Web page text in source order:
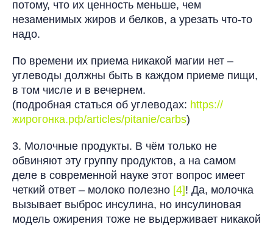
потому, что их ценность меньше, чем
незаменимых жиров и белков, а урезать что-то
надо.
По времени их приема никакой магии нет –
углеводы должны быть в каждом приеме пищи,
в том числе и в вечернем.
(подробная статься об углеводах: https://
жирогонка.рф/articles/pitanie/carbs)
3. Молочные продукты. В чём только не
обвиняют эту группу продуктов, а на самом
деле в современной науке этот вопрос имеет
четкий ответ – молоко полезно [4]! Да, молочка
вызывает выброс инсулина, но инсулиновая
модель ожирения тоже не выдерживает никакой